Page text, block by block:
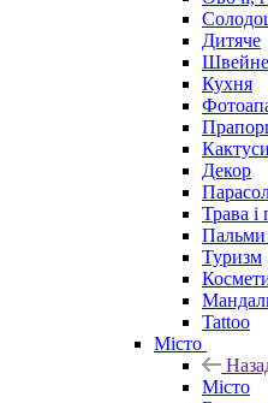
Дитяче
Швейне
Кухня
Декор
Трава і
Пальми
Туризм
Tattoo
Місто
Місто